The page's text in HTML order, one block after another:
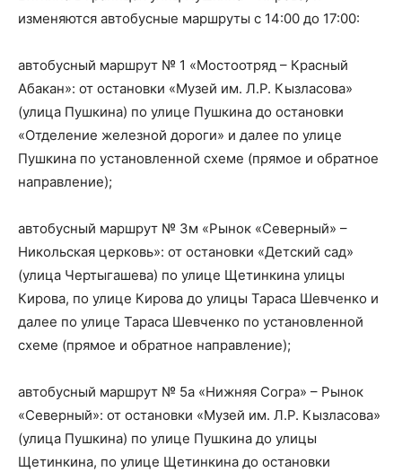
изменяются автобусные маршруты с 14:00 до 17:00:
автобусный маршрут № 1 «Мостоотряд – Красный
Абакан»: от остановки «Музей им. Л.Р. Кызласова»
(улица Пушкина) по улице Пушкина до остановки
«Отделение железной дороги» и далее по улице
Пушкина по установленной схеме (прямое и обратное
направление);
автобусный маршрут № 3м «Рынок «Северный» –
Никольская церковь»: от остановки «Детский сад»
(улица Чертыгашева) по улице Щетинкина улицы
Кирова, по улице Кирова до улицы Тараса Шевченко и
далее по улице Тараса Шевченко по установленной
схеме (прямое и обратное направление);
автобусный маршрут № 5а «Нижняя Согра» – Рынок
«Северный»: от остановки «Музей им. Л.Р. Кызласова»
(улица Пушкина) по улице Пушкина до улицы
Щетинкина, по улице Щетинкина до остановки